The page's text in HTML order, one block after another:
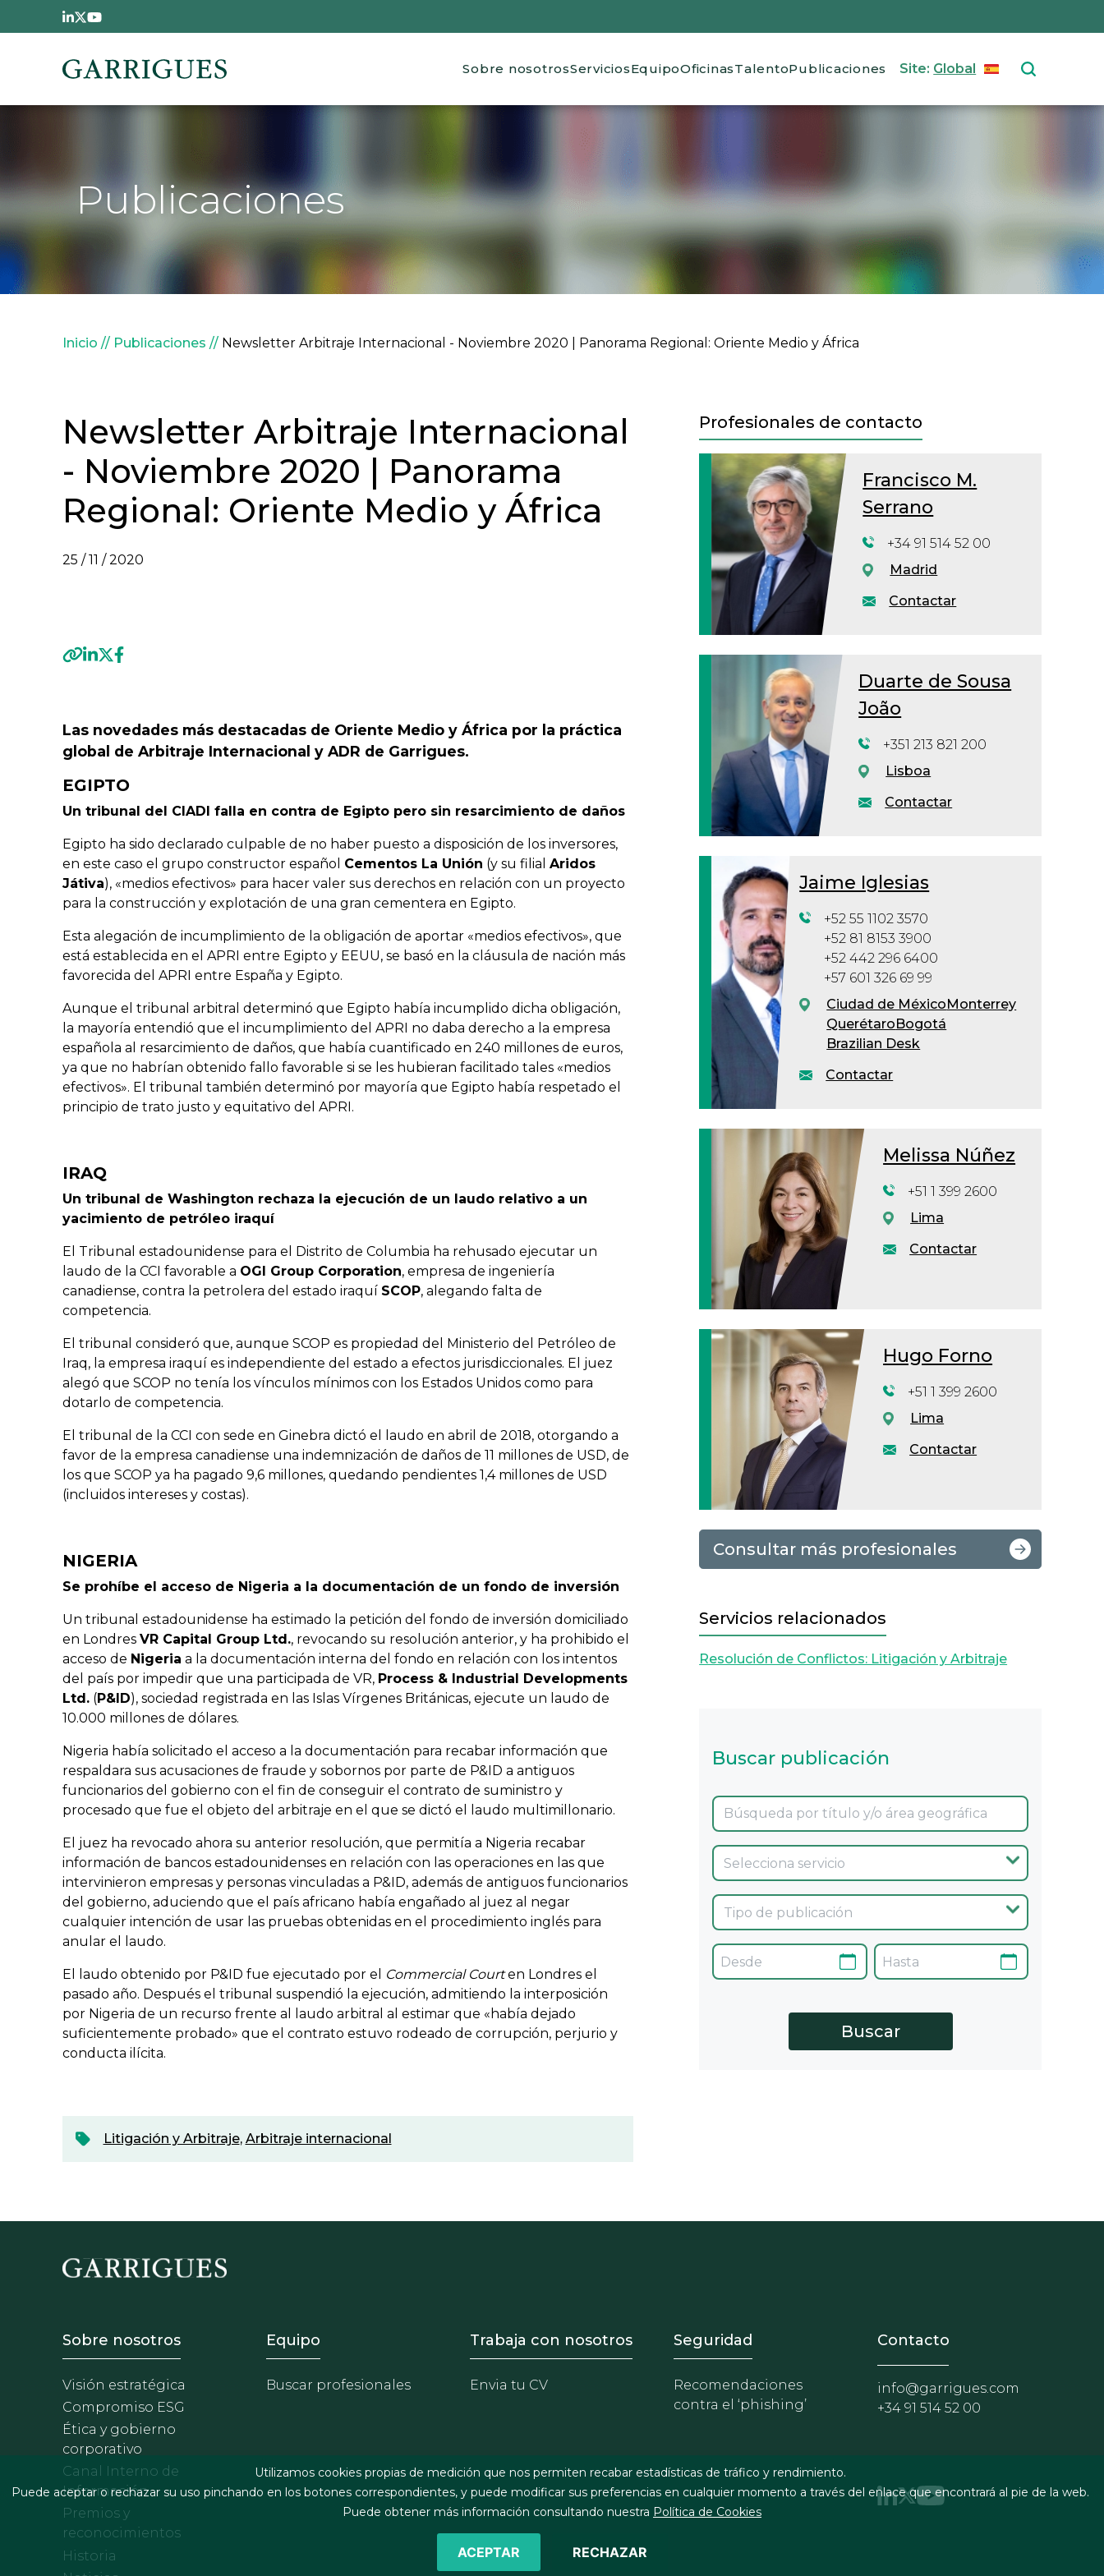
Pasar al contenido principal
Main navigation
Sobre nosotrosServiciosEquipoOficinasTalentoPublicaciones Site: GlobalSelect your
Publicaciones
Sobrescribir enlaces de ayuda a la navegación
Inicio Publicaciones Newsletter Arbitraje Internacional - Noviembre 2020 | Panorama Regional: Oriente Medio y África
Newsletter Arbitraje Internacional
- Noviembre 2020 | Panorama
Regional: Oriente Medio y África
25 / 11 / 2020
Las novedades más destacadas de Oriente Medio y África por la práctica
global de Arbitraje Internacional y ADR de Garrigues.
EGIPTO
Un tribunal del CIADI falla en contra de Egipto pero sin resarcimiento de daños
Egipto ha sido declarado culpable de no haber puesto a disposición de los inversores,
en este caso el grupo constructor español Cementos La Unión (y su filial Aridos
Játiva), «medios efectivos» para hacer valer sus derechos en relación con un proyecto
para la construcción y explotación de una gran cementera en Egipto.
Esta alegación de incumplimiento de la obligación de aportar «medios efectivos», que
está establecida en el APRI entre Egipto y EEUU, se basó en la cláusula de nación más
favorecida del APRI entre España y Egipto.
Aunque el tribunal arbitral determinó que Egipto había incumplido dicha obligación,
la mayoría entendió que el incumplimiento del APRI no daba derecho a la empresa
española al resarcimiento de daños, que había cuantificado en 240 millones de euros,
ya que no habrían obtenido fallo favorable si se les hubieran facilitado tales «medios
efectivos». El tribunal también determinó por mayoría que Egipto había respetado el
principio de trato justo y equitativo del APRI.
IRAQ
Un tribunal de Washington rechaza la ejecución de un laudo relativo a un
yacimiento de petróleo iraquí
El Tribunal estadounidense para el Distrito de Columbia ha rehusado ejecutar un
laudo de la CCI favorable a OGI Group Corporation, empresa de ingeniería
canadiense, contra la petrolera del estado iraquí SCOP, alegando falta de
competencia.
El tribunal consideró que, aunque SCOP es propiedad del Ministerio del Petróleo de
Iraq, la empresa iraquí es independiente del estado a efectos jurisdiccionales. El juez
alegó que SCOP no tenía los vínculos mínimos con los Estados Unidos como para
dotarlo de competencia.
El tribunal de la CCI con sede en Ginebra dictó el laudo en abril de 2018, otorgando a
favor de la empresa canadiense una indemnización de daños de 11 millones de USD, de
los que SCOP ya ha pagado 9,6 millones, quedando pendientes 1,4 millones de USD
(incluidos intereses y costas).
NIGERIA
Se prohíbe el acceso de Nigeria a la documentación de un fondo de inversión
Un tribunal estadounidense ha estimado la petición del fondo de inversión domiciliado
en Londres VR Capital Group Ltd., revocando su resolución anterior, y ha prohibido el
acceso de Nigeria a la documentación interna del fondo en relación con los intentos
del país por impedir que una participada de VR, Process & Industrial Developments
Ltd. (P&ID), sociedad registrada en las Islas Vírgenes Británicas, ejecute un laudo de
10.000 millones de dólares.
Nigeria había solicitado el acceso a la documentación para recabar información que
respaldara sus acusaciones de fraude y sobornos por parte de P&ID a antiguos
funcionarios del gobierno con el fin de conseguir el contrato de suministro y
procesado que fue el objeto del arbitraje en el que se dictó el laudo multimillonario.
El juez ha revocado ahora su anterior resolución, que permitía a Nigeria recabar
información de bancos estadounidenses en relación con las operaciones en las que
intervinieron empresas y personas vinculadas a P&ID, además de antiguos funcionarios
del gobierno, aduciendo que el país africano había engañado al juez al negar
cualquier intención de usar las pruebas obtenidas en el procedimiento inglés para
anular el laudo.
El laudo obtenido por P&ID fue ejecutado por el Commercial Courten Londres el
pasado año. Después el tribunal suspendió la ejecución, admitiendo la interposición
por Nigeria de un recurso frente al laudo arbitral al estimar que «había dejado
suficientemente probado» que el contrato estuvo rodeado de corrupción, perjurio y
conducta ilícita.
Litigación y Arbitraje, Arbitraje internacional
Profesionales de contacto
Francisco M.
Serrano
Contactar
+34 91 514 52 00
Madrid
Duarte de Sousa
João
Contactar
+351 213 821 200
Lisboa
Jaime Iglesias
Contactar
+52 55 1102 3570
+52 81 8153 3900
+52 442 296 6400
+57 601 326 69 99
Ciudad de MéxicoMonterrey
QuerétaroBogotá
Brazilian Desk
Melissa Núñez
Contactar
+51 1 399 2600
Lima
Hugo Forno
Contactar
+51 1 399 2600
Lima
Consultar más profesionales
Servicios relacionados
Resolución de Conflictos: Litigación y Arbitraje
Buscar publicación
Footer - Sobre Nosotros
Sobre nosotros
Visión estratégica
Compromiso ESG
Ética y gobierno
corporativo
Canal Interno de
Información
Premios y
reconocimientos
Historia
Footer - Equipo
Equipo
Buscar profesionales
Footer - Trabaja con nosotros
Trabaja con nosotros
Envia tu CV
Footer - Extranet y herramientas
Seguridad
Recomendaciones
contra el ‘phishing’
Contacto
info@garrigues.com
+34 91 514 52 00
Utilizamos cookies propias de medición que nos permiten recabar estadísticas de tráfico y rendimiento.
Puede aceptar o rechazar su uso pinchando en los botones correspondientes, y puede modificar sus preferencias en cualquier momento a través del enlace que encontrará al pie de la web.
Puede obtener más información consultando nuestra Política de Cookies
ACEPTAR RECHAZAR